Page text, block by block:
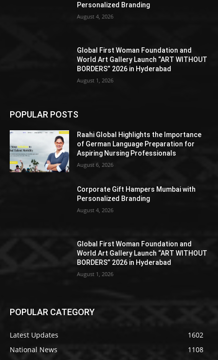
Personalized Branding
August 4, 2026
Global First Woman Foundation and
World Art Gallery Launch “ART WITHOUT
BORDERS” 2026 in Hyderabad
August 1, 2026
POPULAR POSTS
Raahi Global Highlights the Importance
of German Language Preparation for
Aspiring Nursing Professionals
August 6, 2026
Corporate Gift Hampers Mumbai with
Personalized Branding
August 4, 2026
Global First Woman Foundation and
World Art Gallery Launch “ART WITHOUT
BORDERS” 2026 in Hyderabad
August 1, 2026
POPULAR CATEGORY
Latest Updates
1602
National News
1108